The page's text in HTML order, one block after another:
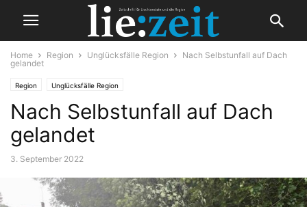
Home Region Unglücksfälle Region
Nach Selbstunfall auf Dach
gelandet
Region Unglücksfälle Region
Nach Selbstunfall auf Dach
gelandet
3. September 2022